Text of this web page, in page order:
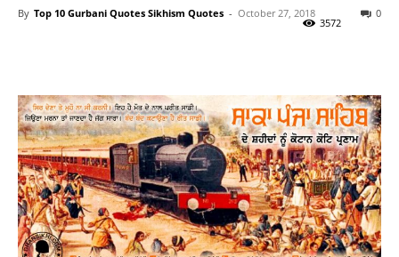
By Top 10 Gurbani Quotes Sikhism Quotes - October 27, 2018 0
3572